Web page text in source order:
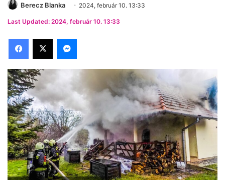
Berecz Blanka 2024, február 10. 13:33
Last Updated: 2024, február 10. 13:33
Facebook
X Messenger